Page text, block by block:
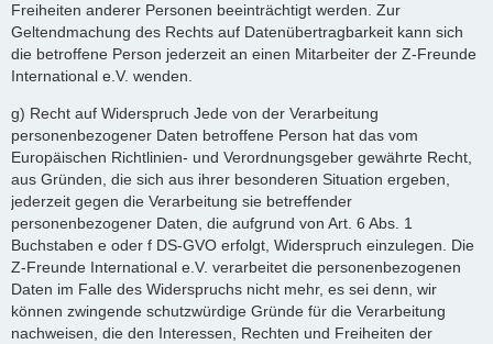
Freiheiten anderer Personen beeinträchtigt werden. Zur
Geltendmachung des Rechts auf Datenübertragbarkeit kann sich
die betroffene Person jederzeit an einen Mitarbeiter der Z-Freunde
International e.V. wenden.
g) Recht auf Widerspruch Jede von der Verarbeitung
personenbezogener Daten betroffene Person hat das vom
Europäischen Richtlinien- und Verordnungsgeber gewährte Recht,
aus Gründen, die sich aus ihrer besonderen Situation ergeben,
jederzeit gegen die Verarbeitung sie betreffender
personenbezogener Daten, die aufgrund von Art. 6 Abs. 1
Buchstaben e oder f DS-GVO erfolgt, Widerspruch einzulegen. Die
Z-Freunde International e.V. verarbeitet die personenbezogenen
Daten im Falle des Widerspruchs nicht mehr, es sei denn, wir
können zwingende schutzwürdige Gründe für die Verarbeitung
nachweisen, die den Interessen, Rechten und Freiheiten der